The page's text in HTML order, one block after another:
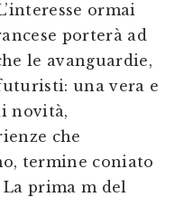
ormai
porterà ad
le avanguardie,
una vera e
novità,
che
termine coniato
La prima m del